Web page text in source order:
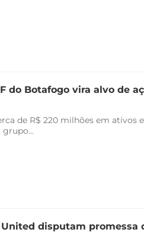
do Botafogo vira alvo de
de R$ 220 milhões em ativos
grupo...
disputam promessa